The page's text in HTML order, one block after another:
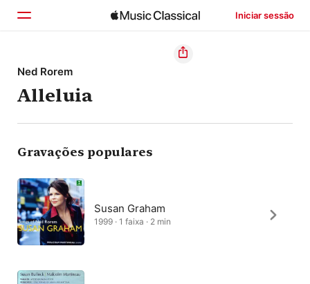
Iniciar sessão
Início
Explorar
Buscar
Ned Rorem
Alleluia
Gravações populares
Susan Graham
1999 · 1 faixa · 2 min